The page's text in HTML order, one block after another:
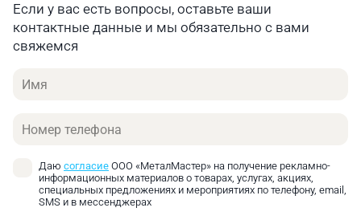
Если у вас есть вопросы, оставьте ваши
контактные данные и мы обязательно с вами
свяжемся
Имя
Телефон
Даю согласие ООО «МеталМастер» на получение рекламно-
информационных материалов о товарах, услугах, акциях,
специальных предложениях и мероприятиях по телефону, email,
SMS и в мессенджерах